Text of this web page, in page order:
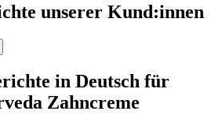
unserer Kund:innen
in Deutsch für
Zahncreme